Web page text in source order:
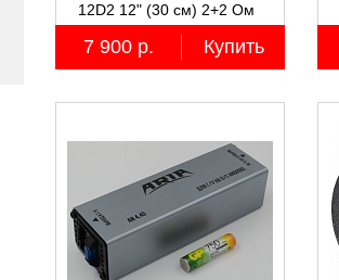
12D2 12" (30 см) 2+2 Ом
7 900 р. Купить